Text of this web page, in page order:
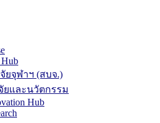
ยจุฬาฯ (สบจ.)
ยและนวัตกรรม
Hub